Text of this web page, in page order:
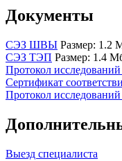
Документы
СЭЗ ШВЫ Размер: 1.2
СЭЗ ТЭП Размер: 1.4
Протокол
Сертификат
Протокол
Выезд специалиста